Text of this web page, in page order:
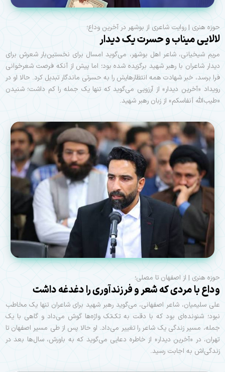
حوزه هنری | روایت شاعری از بوشهر در آخرین وداع؛
لالایی میناب و حسرت یک دیدار
مریم شیخیانی، شاعر اهل بوشهر، می‌گوید امسال برای نخستین‌بار شعرش برای
دیدار شاعران با رهبر شهید برگزیده شده بود؛ اما پیش از آنکه فرصت شعرخوانی
فرا برسد، خبر شهادت همه انتظارهایش را به حسرتی ماندگار تبدیل کرد. حالا او در
رویداد «آخرین دیدار» از آرزویی می‌گوید که تنها یک جمله را کم داشت؛ شنیدن
«طیب‌الله أنفاسکم» از زبان رهبر شهید.
حوزه هنری | از اصفهان تا مصلی؛
وداع با مردی که شعر و فرزندآوری را دغدغه داشت
علی سلیمیان، شاعر اصفهانی، می‌گوید رهبر شهید برای شاعران تنها یک مخاطب
نبود؛ شنونده‌ای بود که با دقت به تک‌تک واژه‌ها گوش می‌داد و گاهی با یک
جمله، مسیر زندگی یک شاعر را تغییر می‌داد. او حالا پس از طی مسیر اصفهان تا
تهران، در «آخرین دیدار» از خاطره دعایی می‌گوید که به باورش، سال‌ها بعد در
زندگی‌اش به اجابت رسید.